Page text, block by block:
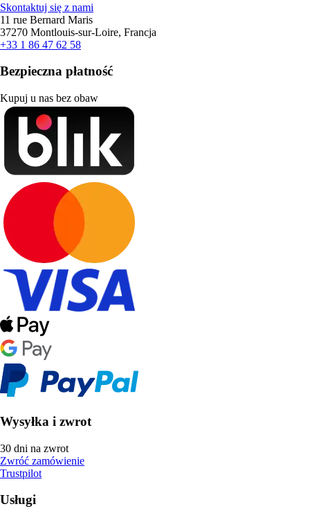
Skontaktuj się z nami
11 rue Bernard Maris
37270 Montlouis-sur-Loire, Francja
+33 1 86 47 62 58
Bezpieczna płatność
Kupuj u nas bez obaw
Wysyłka i zwrot
30 dni na zwrot
Zwróć zamówienie
Trustpilot
Usługi